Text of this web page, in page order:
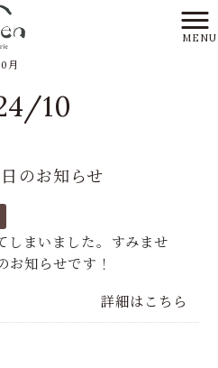
MENU
月
10
のお知らせ
しまいました。すみませ
お知らせです！
詳細はこちら